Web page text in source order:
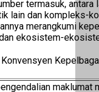
termasuk, antara
lain dan kompleks-
merangkumi
ekosistem-
maklumat